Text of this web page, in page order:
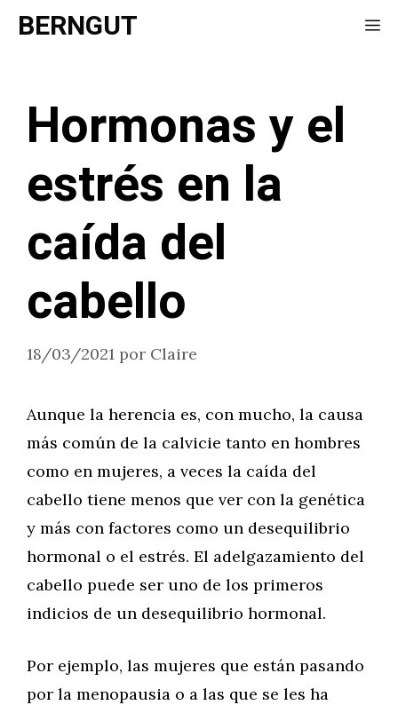
Saltar
BERNGUT
Hormonas y el
estrés en la
caída del
cabello
18/03/2021 por Claire
Aunque la herencia es, con mucho, la causa
más común de la calvicie tanto en hombres
como en mujeres, a veces la caída del
cabello tiene menos que ver con la genética
y más con factores como un desequilibrio
hormonal o el estrés. El adelgazamiento del
cabello puede ser uno de los primeros
indicios de un desequilibrio hormonal.
Por ejemplo, las mujeres que están pasando
por la menopausia o a las que se les ha